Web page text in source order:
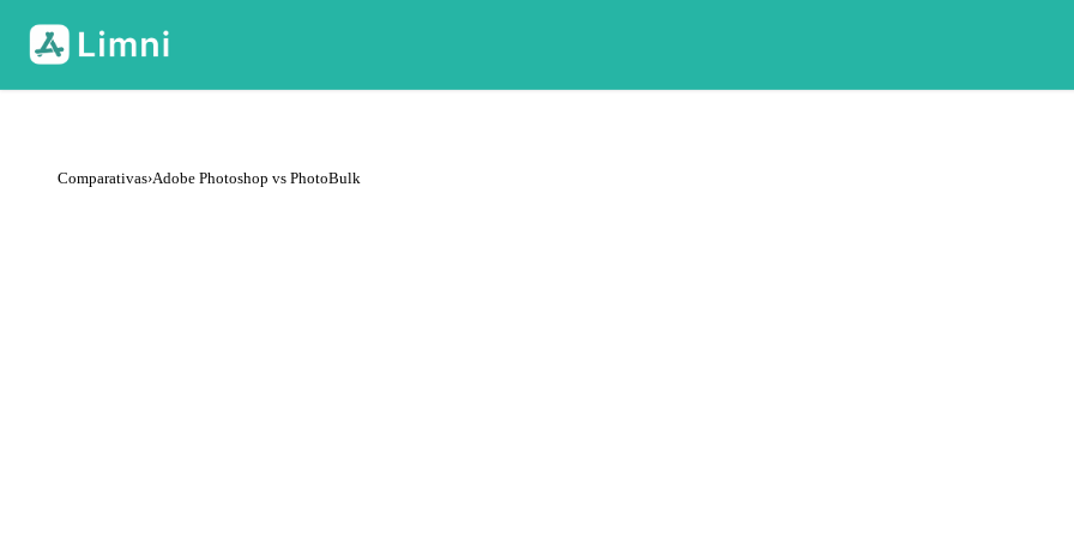
Comparativas›Adobe Photoshop vs PhotoBulk